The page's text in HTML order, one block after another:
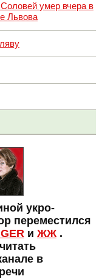
умер вчера в
Львова
укро-
переместился
и ЖЖ.
в